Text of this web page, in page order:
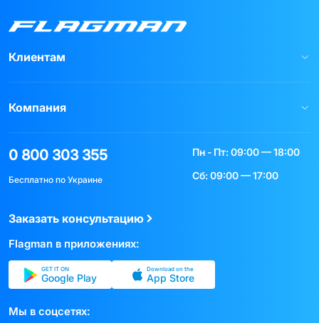
Клиентам
Компания
0 800 303 355
Бесплатно по Украине
Пн - Пт: 09:00 — 18:00
Сб: 09:00 — 17:00
Заказать консультацию
Flagman в приложениях:
GET IT ON
Google Play
Download on the
App Store
Мы в соцсетях: